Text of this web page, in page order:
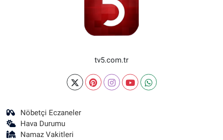
tv5.com.tr
Nöbetçi Eczaneler
Hava Durumu
Namaz Vakitleri